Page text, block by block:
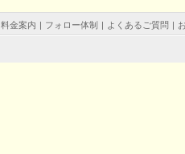
料金案内 | フォロー体制 | よくあるご質問 |